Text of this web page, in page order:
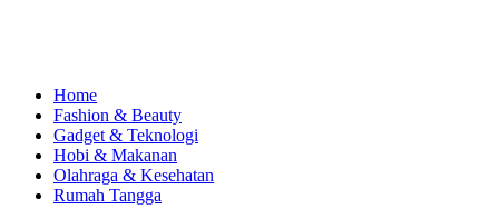
Home
Fashion & Beauty
Gadget & Teknologi
Hobi & Makanan
Olahraga & Kesehatan
Rumah Tangga